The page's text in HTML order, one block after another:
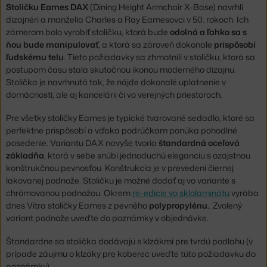
Stoličku Eames DAX (Dining Height Armchair X-Base) navrhli
dizajnéri a manželia Charles a Ray Eamesovci v 50. rokoch. Ich
zámerom bolo vyrobiť stoličku, ktorá bude odolná a ľahko sa s
ňou bude manipulovať, a ktorá sa zároveň dokonale prispôsobí
ľudskému telu. Tieto požiadavky sa zhmotnili v stoličku, ktorá sa
postupom času stala skutočnou ikonou moderného dizajnu.
Stolička je navrhnutá tak, že nájde dokonalé uplatnenie v
domácnosti, ale aj kancelárii či vo verejných priestoroch.
Pre všetky stoličky Eames je typické tvarované sedadlo, ktoré sa
perfektne prispôsobí a vďaka podrúčkam ponúka pohodlné
posedenie. Variantu DAX navyše tvoria štandardná oceľová
základňa, ktorá v sebe snúbi jednoduchú eleganciu s ozajstnou
konštrukčnou pevnosťou. Konštrukcia je v prevedení čiernej
lakovanej podnože. Stoličku je možné dodať aj vo variante s
chrómovanou podnožou. Okrem re-edície vo sklolaminátuvyrába
dnes Vitra stoličky Eames z pevného polypropylénu.. Zvolený
variant podnože uveďte do poznámky v objednávke.
Štandardne sa stolička dodávajú s klzákmi pre tvrdú podlahu (v
prípade záujmu o klzáky pre koberec uveďte túto požiadavku do